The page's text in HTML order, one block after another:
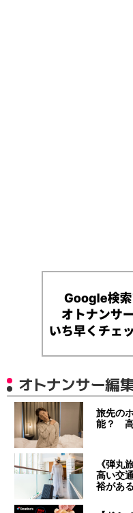
オトナンサー編
旅先の
能？ 高
《弾
高い交
裕があ